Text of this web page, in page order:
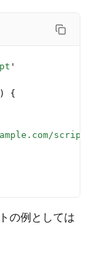
'
{
の例としては